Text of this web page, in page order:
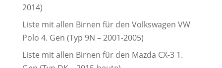
2014)
Liste mit allen Birnen für den Volkswagen VW
Polo 4. Gen (Typ 9N – 2001-2005)
Liste mit allen Birnen für den Mazda CX-3 1.